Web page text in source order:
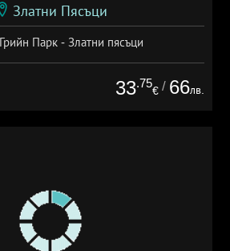
Златни Пясъци
Парк - Златни пясъци
33.75
€ / 66лв.